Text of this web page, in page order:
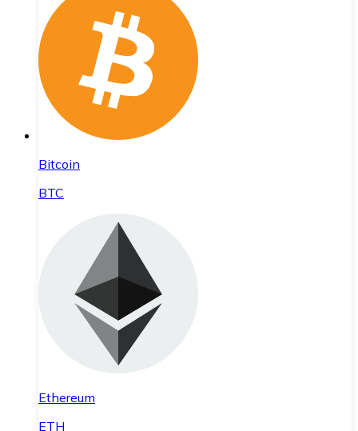
Bitcoin
BTC
Ethereum
ETH